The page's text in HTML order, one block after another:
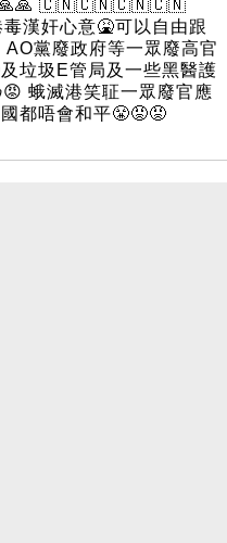
‎❤🙏🙏🙏‎ 🇨🇳🇨🇳🇨🇳🇨🇳
漢奸心意‎🤮‎可以自由跟
黨廢政府等一眾廢高官
垃圾E管局及一些黑醫護
蛾滅港笑聇一眾廢官應
都唔會和平‎‎😤😡😡